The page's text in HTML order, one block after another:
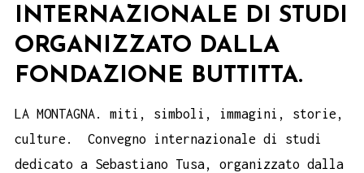
INTERNAZIONALE DI STUDI
ORGANIZZATO DALLA
FONDAZIONE BUTTITTA.
LA MONTAGNA. miti, simboli, immagini, storie,
culture. Convegno internazionale di studi
dedicato a Sebastiano Tusa, organizzato dalla